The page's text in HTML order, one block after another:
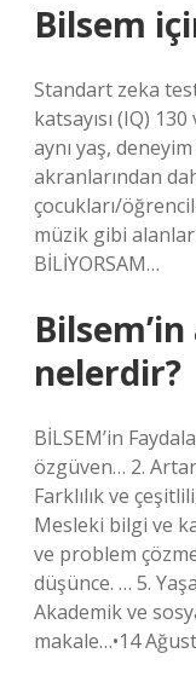
Bilsem
Standart zeka
katsayısı (IQ)
aynı yaş,
akranlarından
çocukları/
müzik gibi
BİLİYORSAM…
nelerdir?
BİLSEM’in
özgüven… 2.
Farklılık ve
Mesleki bilgi ve
ve problem
düşünce. … 5.
Akademik ve
makale…•14